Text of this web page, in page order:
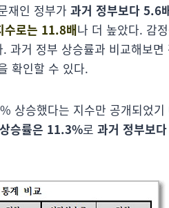
재인 정부가 과거 정부보다 5.6
수로는 11.8배나 더 높았다. 감
과거 정부 상승률과 비교해보면
확인할 수 있다.
상승했다는 지수만 공개되었
승률은 11.3%로 과거 정부보